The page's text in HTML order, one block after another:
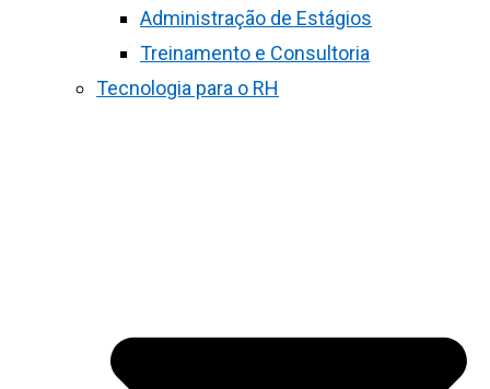
Administração de Estágios
Treinamento e Consultoria
Tecnologia para o RH